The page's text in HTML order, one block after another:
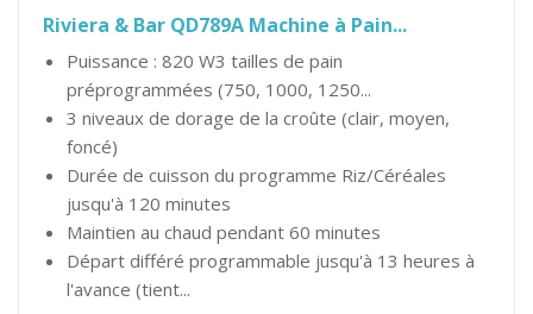
Riviera & Bar QD789A Machine à Pain...
Puissance : 820 W3 tailles de pain
préprogrammées (750, 1000, 1250...
3 niveaux de dorage de la croûte (clair, moyen,
foncé)
Durée de cuisson du programme Riz/Céréales
jusqu'à 120 minutes
Maintien au chaud pendant 60 minutes
Départ différé programmable jusqu'à 13 heures à
l'avance (tient...